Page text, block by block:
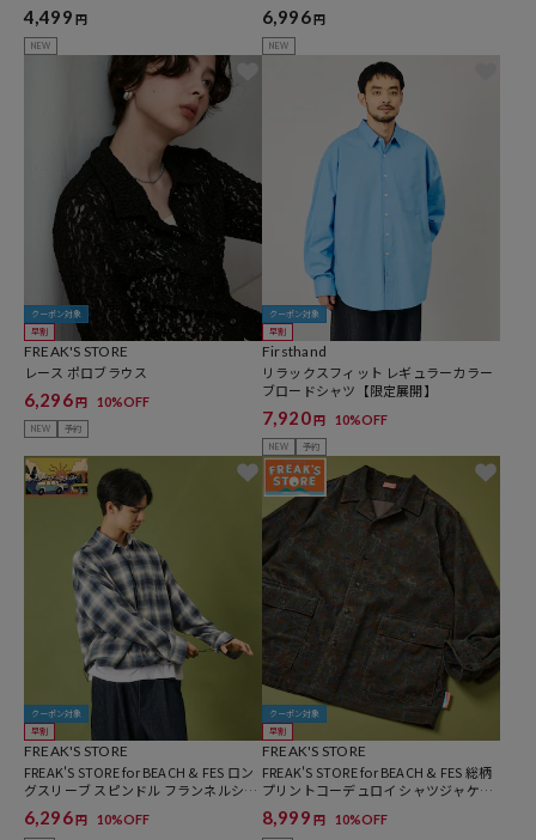
4,499 円
NEW
6,996円
NEW
クーポン対象
早割
FREAK'S STORE
レース ポロブラウス
6,296円 10%OFF
NEW 予約
クーポン対象
早割
Firsthand
リラックスフィット レギュラーカラー
ブロードシャツ【限定展開】
7,920円 10%OFF
NEW 予約
クーポン対象
早割
FREAK'S STORE
FREAK'S STORE for BEACH & FES ロン
グスリーブ スピンドル フランネルシャ
ツ
6,296 円 10%OFF
クーポン対象
早割
FREAK'S STORE
FREAK'S STORE for BEACH & FES 総柄
プリントコーデュロイ シャツジャケッ
ト [セットアップ対応]
8,999 円 10%OFF